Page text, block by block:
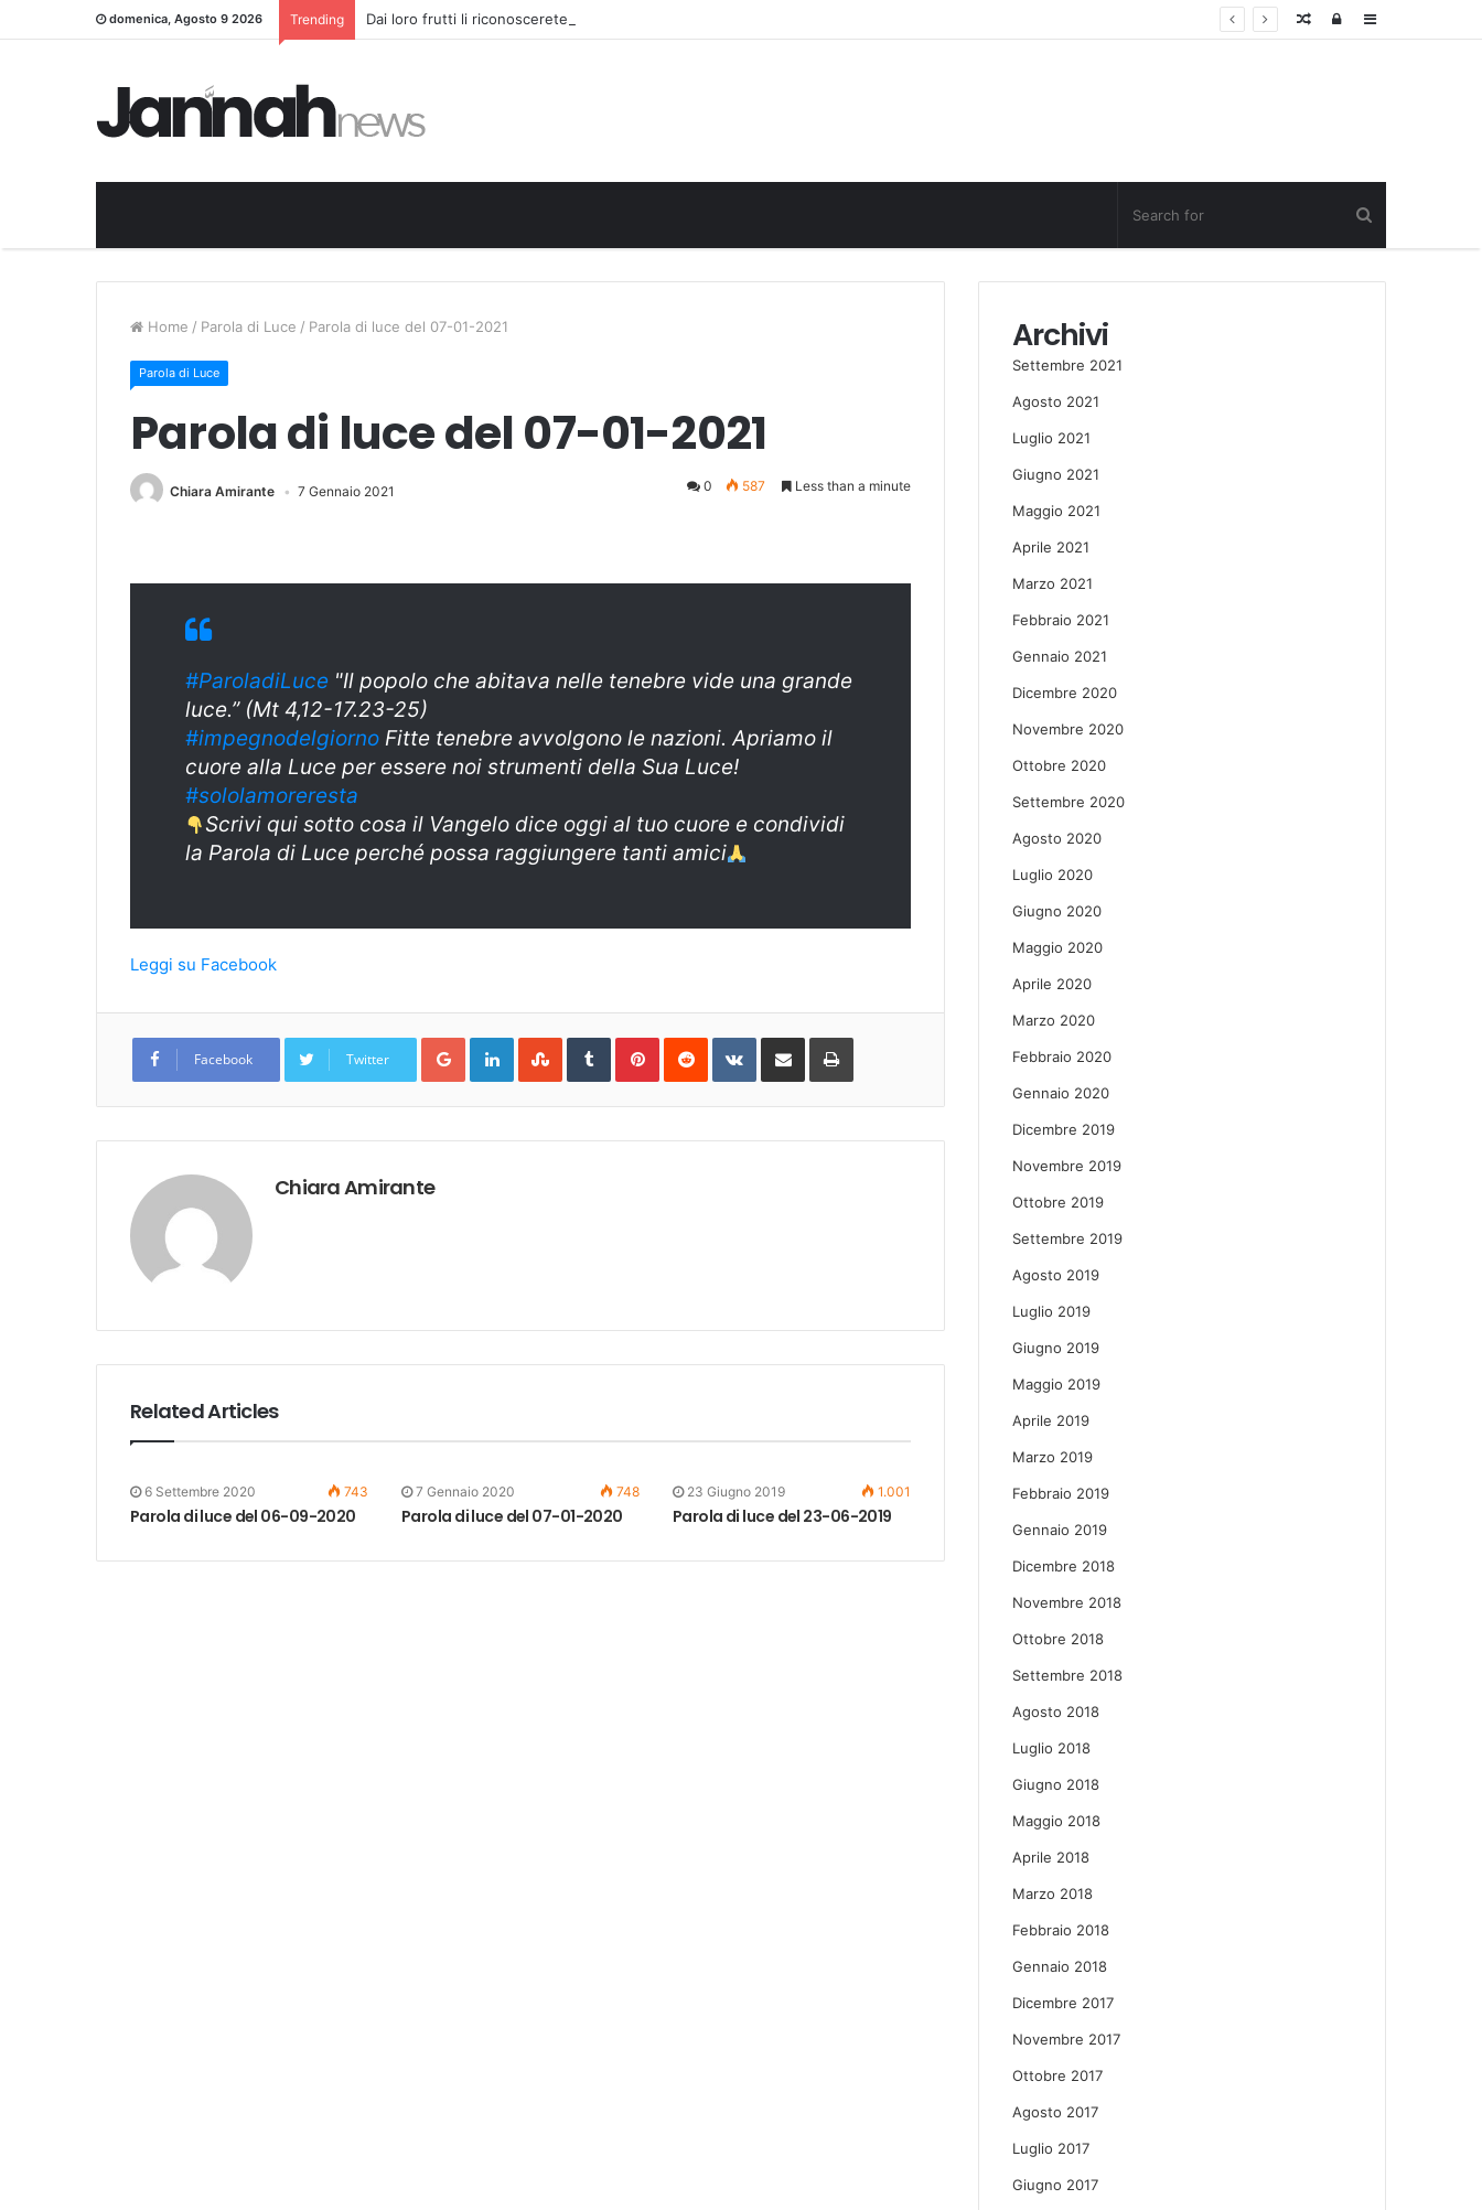
domenica, Agosto 9 2026 Trending Dai loro frutti li riconoscerete Sidebar
Log
Random
Home / Parola di Luce / Parola di luce del 07-01-2021
Parola di Luce
Parola di luce del 07-01-2021
Chiara Amirante 7 Gennaio 2021 0 587 Less than a minute
#ParoladiLuce "Il popolo che abitava nelle tenebre vide una grande
luce.” (Mt 4,12-17.23-25)
#impegnodelgiorno Fitte tenebre avvolgono le nazioni. Apriamo il
cuore alla Luce per essere noi strumenti della Sua Luce!
#sololamoreresta
Scrivi qui sotto cosa il Vangelo dice oggi al tuo cuore e condividi
la Parola di Luce perché possa raggiungere tanti amici
Leggi su Facebook
Facebook Twitter
Google+LinkedInStumbleUpon
TumblrPinterestReddit VKontakteShare
Email
Print
Chiara Amirante
Related Articles
6 Settembre 2020 743
Parola di luce del 06-09-2020
7 Gennaio 2020 748
Parola di luce del 07-01-2020
23 Giugno 2019 1.001
Parola di luce del 23-06-2019
Archivi
Settembre 2021
Agosto 2021
Luglio 2021
Giugno 2021
Maggio 2021
Aprile 2021
Marzo 2021
Febbraio 2021
Gennaio 2021
Dicembre 2020
Novembre 2020
Ottobre 2020
Settembre 2020
Agosto 2020
Luglio 2020
Giugno 2020
Maggio 2020
Aprile 2020
Marzo 2020
Febbraio 2020
Gennaio 2020
Dicembre 2019
Novembre 2019
Ottobre 2019
Settembre 2019
Agosto 2019
Luglio 2019
Giugno 2019
Maggio 2019
Aprile 2019
Marzo 2019
Febbraio 2019
Gennaio 2019
Dicembre 2018
Novembre 2018
Ottobre 2018
Settembre 2018
Agosto 2018
Luglio 2018
Giugno 2018
Maggio 2018
Aprile 2018
Marzo 2018
Febbraio 2018
Gennaio 2018
Dicembre 2017
Novembre 2017
Ottobre 2017
Agosto 2017
Luglio 2017
Giugno 2017